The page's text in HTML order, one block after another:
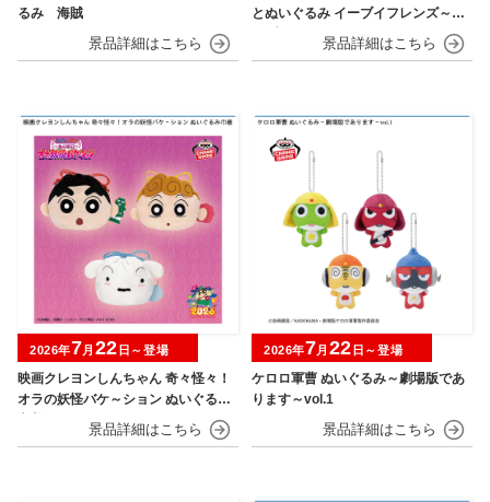
るみ 海賊
とぬいぐるみ イーブイフレンズ～イ
ーブイ～おひるねver.
映画クレヨンしんちゃん 奇々怪々！
オラの妖怪バケ～ション ぬいぐるみ
2026年7月 22 日～登場
ケロロ軍曹 ぬいぐるみ～劇場版であ
ります～vol.1
2026年7月 22 日～登場